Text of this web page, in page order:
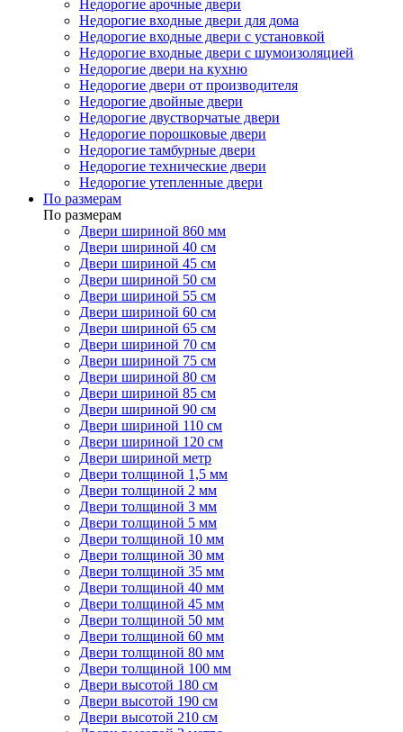
Недорогие арочные двери
Недорогие входные двери для дома
Недорогие входные двери с установкой
Недорогие входные двери с шумоизоляцией
Недорогие двери на кухню
Недорогие двери от производителя
Недорогие двойные двери
Недорогие двустворчатые двери
Недорогие порошковые двери
Недорогие тамбурные двери
Недорогие технические двери
Недорогие утепленные двери
По размерам
По размерам
Двери шириной 860 мм
Двери шириной 40 см
Двери шириной 45 см
Двери шириной 50 см
Двери шириной 55 см
Двери шириной 60 см
Двери шириной 65 см
Двери шириной 70 см
Двери шириной 75 см
Двери шириной 80 см
Двери шириной 85 см
Двери шириной 90 см
Двери шириной 110 см
Двери шириной 120 см
Двери шириной метр
Двери толщиной 1,5 мм
Двери толщиной 2 мм
Двери толщиной 3 мм
Двери толщиной 5 мм
Двери толщиной 10 мм
Двери толщиной 30 мм
Двери толщиной 35 мм
Двери толщиной 40 мм
Двери толщиной 45 мм
Двери толщиной 50 мм
Двери толщиной 60 мм
Двери толщиной 80 мм
Двери толщиной 100 мм
Двери высотой 180 см
Двери высотой 190 см
Двери высотой 210 см